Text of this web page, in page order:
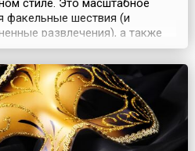
стиле. Это масштабное
факельные шествия (и
развлечения), а также
и аттракционы. Самые
мероприятия проходят на
и продолжаются, как
слова Hogmanay не